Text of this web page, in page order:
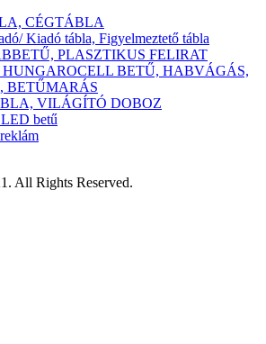
CÉGTÁBLA
Kiadó tábla, Figyelmeztető tábla
PLASZTIKUS FELIRAT
BETŰ, HABVÁGÁS,
BETŰMARÁS
VILÁGÍTÓ DOBOZ
betű
All Rights Reserved.